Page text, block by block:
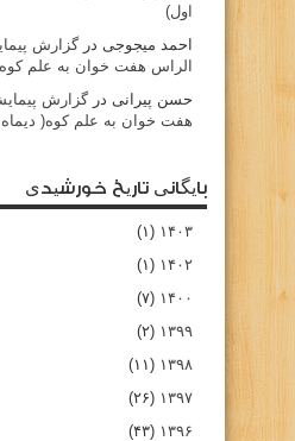
اول)
احمد میجوجی درگزارش
الراس هفت خوان به علم کوه(
حسن پیرانی درگزارش
هفت خوان به علم کوه( دیماه ۱۴۰۲)
بایگانی تاریخ خورشیدی
۱۴۰۳ (۱)
۱۴۰۲ (۱)
۱۴۰۰ (۷)
۱۳۹۹ (۲)
۱۳۹۸ (۱۱)
۱۳۹۷ (۲۶)
۱۳۹۶ (۴۳)